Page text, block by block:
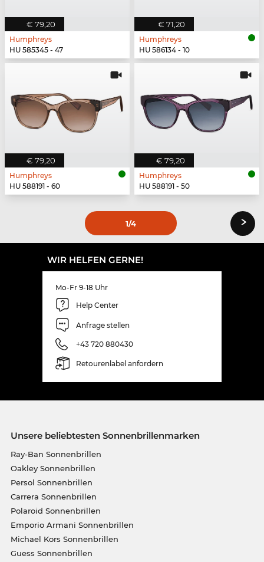
€ 79,20
Humphreys
HU 585345 - 47
€ 71,20
Humphreys
HU 586134 - 10
€ 79,20
Humphreys
HU 588191 - 60
€ 79,20
Humphreys
HU 588191 - 50
1/4 ›
WIR HELFEN GERNE!
Mo-Fr 9-18 Uhr
Help Center
Anfrage stellen
+43 720 880430
Retourenlabel anfordern
Unsere beliebtesten Sonnenbrillenmarken
Ray-Ban Sonnenbrillen
Oakley Sonnenbrillen
Persol Sonnenbrillen
Carrera Sonnenbrillen
Polaroid Sonnenbrillen
Emporio Armani Sonnenbrillen
Michael Kors Sonnenbrillen
Guess Sonnenbrillen